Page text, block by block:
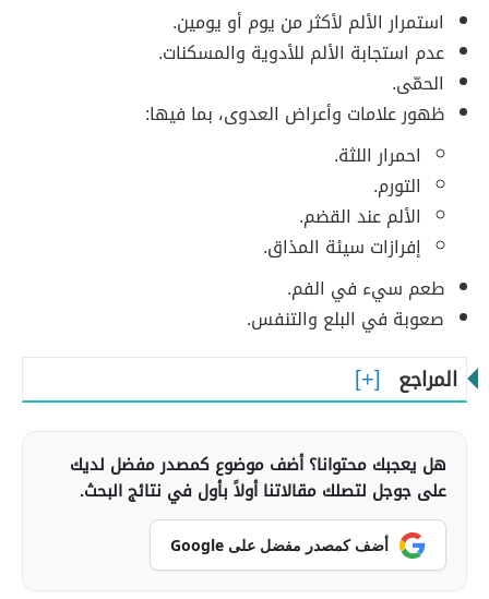
استمرار الألم لأكثر من يوم أو يومين.
عدم استجابة الألم للأدوية والمسكنات.
الحمّى.
ظهور علامات وأعراض العدوى، بما فيها:
احمرار اللثة.
التورم.
الألم عند القضم.
إفرازات سيئة المذاق.
طعم سيء في الفم.
صعوبة في البلع والتنفس.
المراجع
هل يعجبك محتوانا؟ أضف موضوع كمصدر مفضل لديك
على جوجل لتصلك مقالاتنا أولاً بأول في نتائج البحث.
أضف كمصدر مفضل على Google